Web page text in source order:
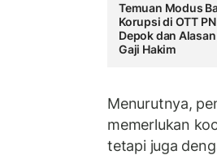
Temuan Modus
Korupsi di OTT PN
Depok dan Alasan
Gaji Hakim
Menurutnya,
memerlukan
tetapi juga